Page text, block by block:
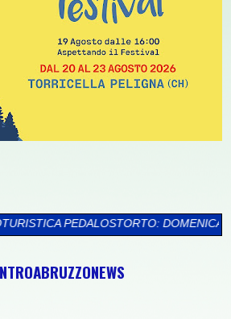
9 AGOSTO TORTORETO